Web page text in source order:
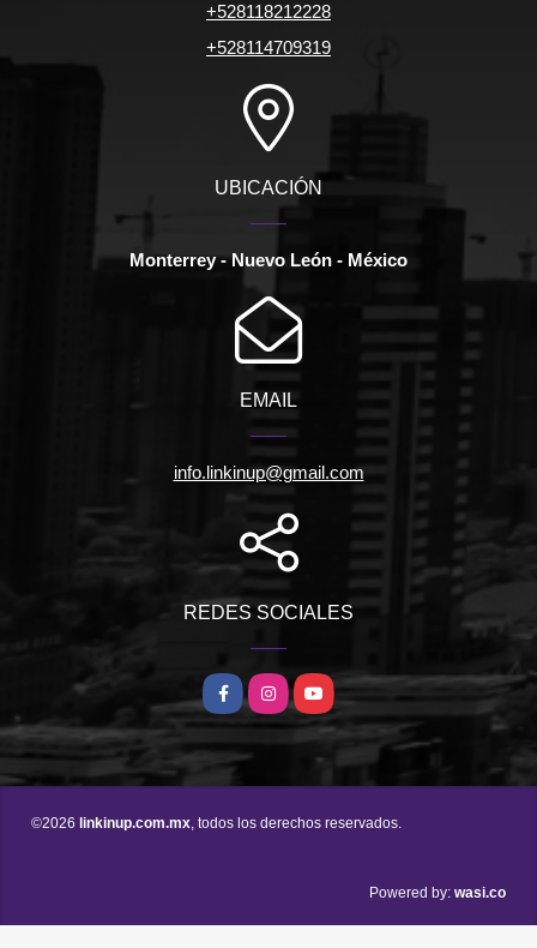
+528118212228
+528114709319
UBICACIÓN
Monterrey - Nuevo León - México
EMAIL
info.linkinup@gmail.com
REDES SOCIALES
FacebookInstagramYouTube
©2026 linkinup.com.mx, todos los derechos reservados.
Powered by: wasi.co